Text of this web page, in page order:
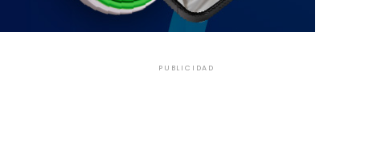
PUBLICIDAD